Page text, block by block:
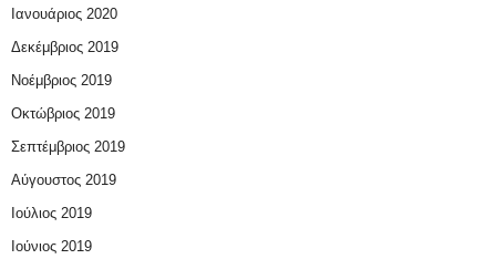
Ιανουάριος 2020
Δεκέμβριος 2019
Νοέμβριος 2019
Οκτώβριος 2019
Σεπτέμβριος 2019
Αύγουστος 2019
Ιούλιος 2019
Ιούνιος 2019